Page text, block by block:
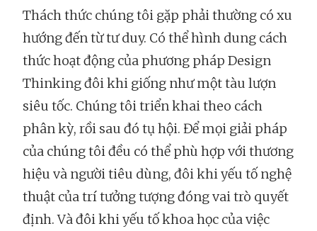
Thách thức chúng tôi gặp phải thường có xu
hướng đến từ tư duy. Có thể hình dung cách
thức hoạt động của phương pháp Design
Thinking đôi khi giống như một tàu lượn
siêu tốc. Chúng tôi triển khai theo cách
phân kỳ, rồi sau đó tụ hội. Để mọi giải pháp
của chúng tôi đều có thể phù hợp với thương
hiệu và người tiêu dùng, đôi khi yếu tố nghệ
thuật của trí tưởng tượng đóng vai trò quyết
định. Và đôi khi yếu tố khoa học của việc